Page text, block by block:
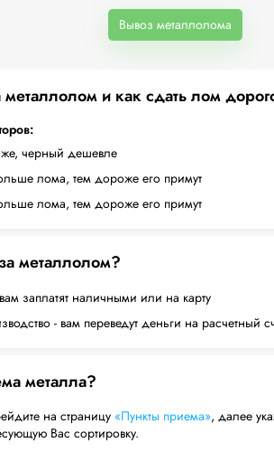
Вывоз металлолома
металлолом и как сдать лом
черный дешевле
лома, тем дороже его примут
лома, тем дороже его примут
металлолом?
заплатят наличными или на карту
- вам переведут деньги на расчетный
металла?
на страницу «Пункты приема», далее
Вас сортировку.